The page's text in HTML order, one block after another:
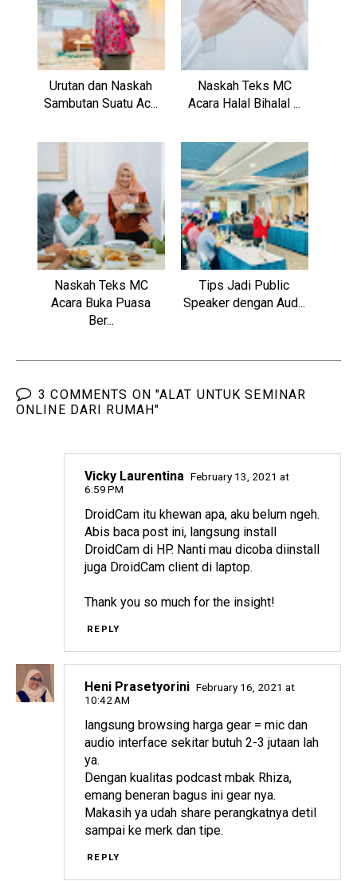
Urutan dan Naskah
Sambutan Suatu Ac...
Naskah Teks MC
Acara Halal Bihalal ...
Naskah Teks MC
Acara Buka Puasa
Ber...
Tips Jadi Public
Speaker dengan Aud...
3 COMMENTS ON "ALAT UNTUK SEMINAR
ONLINE DARI RUMAH"
Vicky Laurentina February 13, 2021 at
6:59 PM
DroidCam itu khewan apa, aku belum ngeh.
Abis baca post ini, langsung install
DroidCam di HP. Nanti mau dicoba diinstall
juga DroidCam client di laptop.
Thank you so much for the insight!
REPLY
Heni Prasetyorini February 16, 2021 at
10:42 AM
langsung browsing harga gear = mic dan
audio interface sekitar butuh 2-3 jutaan lah
ya.
Dengan kualitas podcast mbak Rhiza,
emang beneran bagus ini gear nya.
Makasih ya udah share perangkatnya detil
sampai ke merk dan tipe.
REPLY